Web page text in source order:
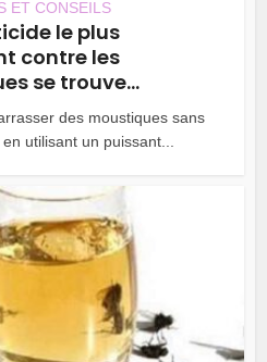
ET CONSEILS
le plus
contre les
se trouve...
des moustiques sans
utilisant un puissant...